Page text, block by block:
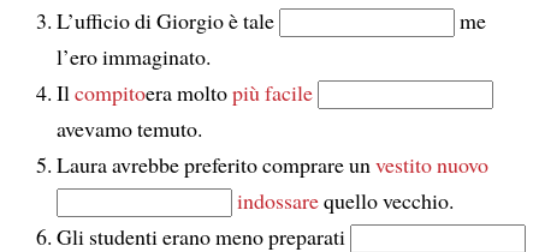
L’ufficio di Giorgio è tale
me
l’ero immaginato.
Il compitoera moltopiù facile
avevamo temuto.
Laura avrebbe preferito comprare un vestito nuovo
indossarequello vecchio.
Gli studenti erano meno preparati